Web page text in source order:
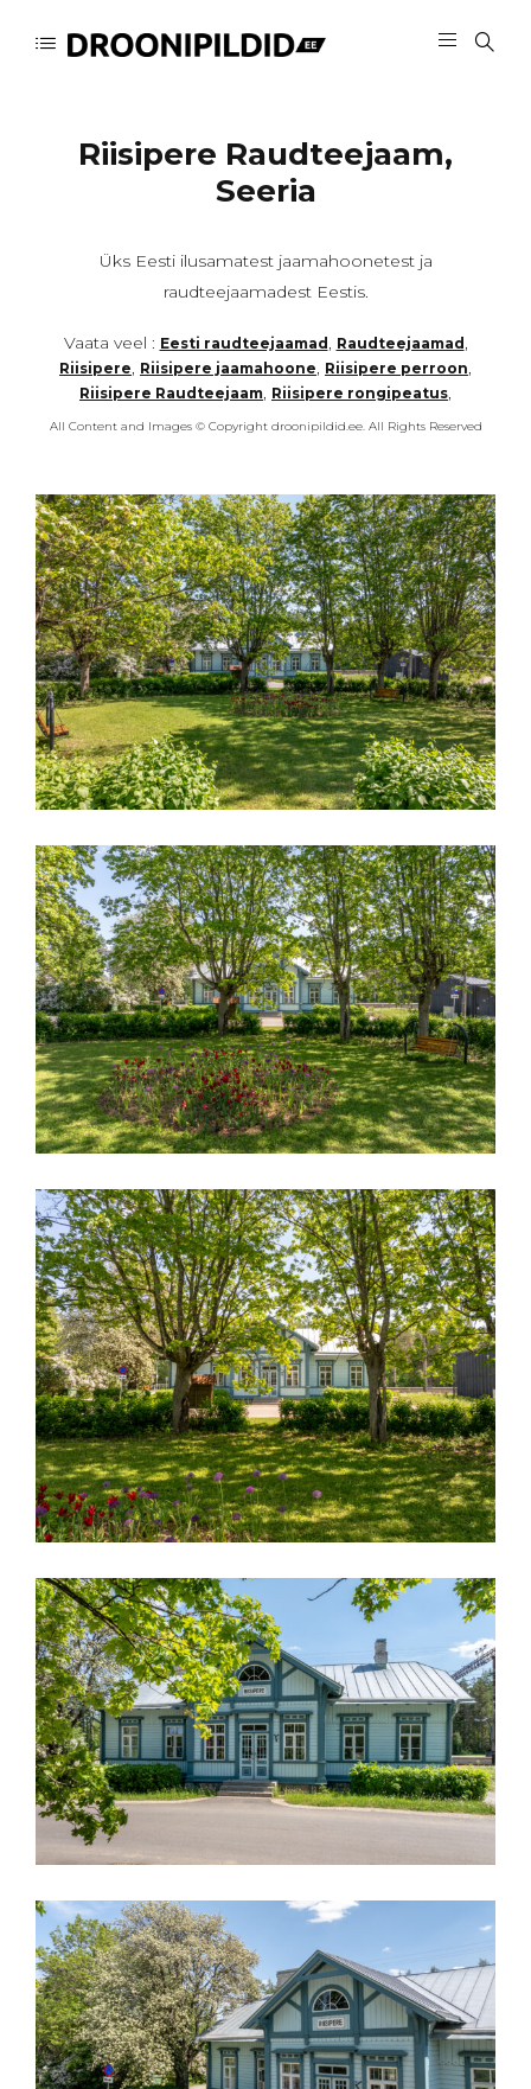
Riisipere Raudteejaam,
Seeria
Üks Eesti ilusamatest jaamahoonetest ja
raudteejaamadest Eestis.
Vaata veel : Eesti raudteejaamad , Raudteejaamad ,
Riisipere, Riisipere jaamahoone, Riisipere perroon,
Riisipere Raudteejaam, Riisipere rongipeatus,
All Content and Images © Copyright droonipildid.ee. All Rights Reserved